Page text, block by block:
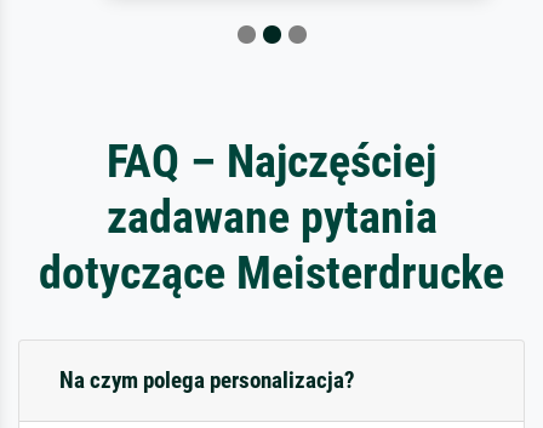
FAQ – Najczęściej
zadawane pytania
dotyczące Meisterdrucke
Na czym polega personalizacja?